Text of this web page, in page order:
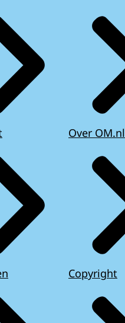
Over OM.nl
Copyright